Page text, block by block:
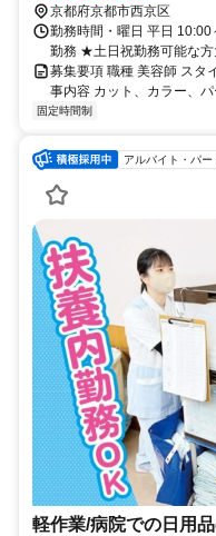
京都府京都市西京区
勤務時間・曜日 平日
勤務 ★土日祝勤務可能な方
募集要項 職種 美容師 スタ
事内容 カット、カラー、
固定時間制
アルバイト・パー
軽作業/病院での日用